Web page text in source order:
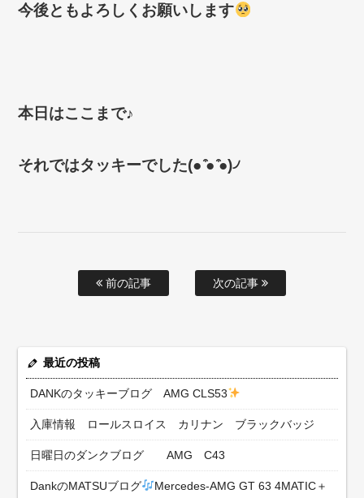
今後ともよろしくお願いします‍
本日はここまで♪
それではタッキーでした(● ̍̑● ̍̑●)৴
前の記事 次の記事
最近の投稿
DANKのタッキーブログ AMG CLS53
入庫情報 ロールスロイス カリナン ブラックバッジ
日曜日のダンクブログ AMG C43
DankのMATSUブログ Mercedes-AMG GT 63 4MATIC＋